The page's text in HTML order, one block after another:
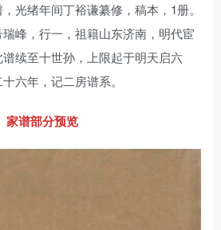
光绪年间丁裕谦纂修，稿本，1册。
峰，行一，祖籍山东济南，明代宦
续至十世孙，上限起于明天启六
六年，记二房谱系。
家谱部分预览